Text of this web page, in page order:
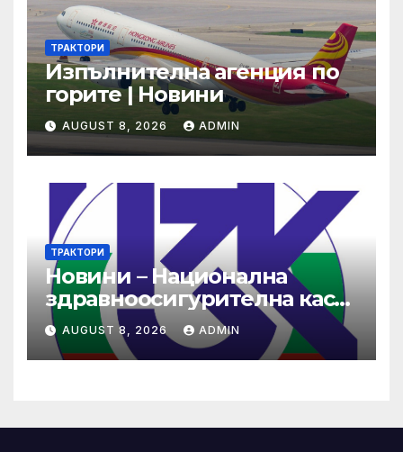
ТРАКТОРИ
Изпълнителна агенция по
горите | Новини
AUGUST 8, 2026 ADMIN
ТРАКТОРИ
Новини – Национална
здравноосигурителна каса
(НЗОК)
AUGUST 8, 2026 ADMIN